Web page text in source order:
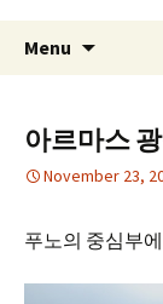
Menu
아르마스
November 23,
푸노의 중심부